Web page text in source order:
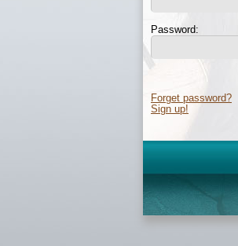
Password:
Forget password?
Sign up!